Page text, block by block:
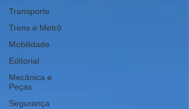
Transporte
Trens e Metrô
Mobilidade
Editorial
Mecânica e
Peças
Segurança